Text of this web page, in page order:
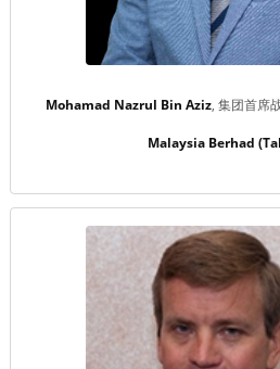
Mohamad Nazrul Bin Aziz 集团首席
Malaysia Berhad